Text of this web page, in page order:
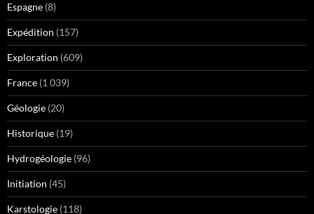
Espagne (8)
Expédition (157)
Exploration (609)
France (1 039)
Géologie (20)
Historique (19)
Hydrogéologie (96)
Initiation (45)
Karstologie (118)